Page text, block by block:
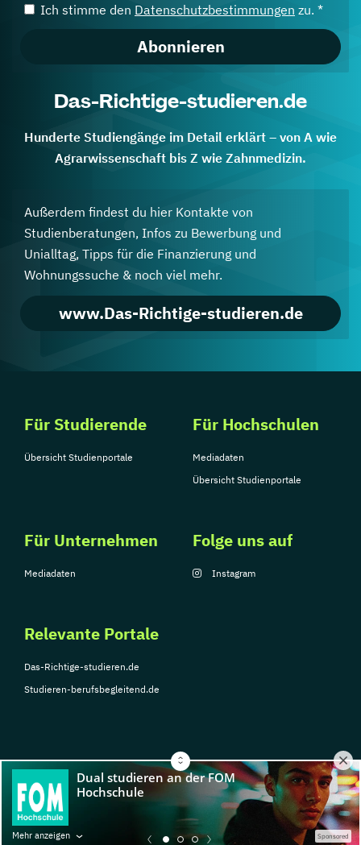
Mehr anzeigen Sponsored
Ich stimme den Datenschutzbestimmungen zu. *
Abonnieren
Das-Richtige-studieren.de
Hunderte Studiengänge im Detail erklärt – von A wie
Agrarwissenschaft bis Z wie Zahnmedizin.
Außerdem findest du hier Kontakte von
Studienberatungen, Infos zu Bewerbung und
Unialltag, Tipps für die Finanzierung und
Wohnungssuche & noch viel mehr.
www.Das-Richtige-studieren.de
Für Studierende
Übersicht Studienportale
Für Hochschulen
Mediadaten
Übersicht Studienportale
Für Unternehmen
Mediadaten
Relevante Portale
Das-Richtige-studieren.de
Studieren-berufsbegleitend.de
Folge uns auf
Instagram
© Copyright 2026, TarGroup Media GmbH
Impressum
uns
Datenschutzerklärung Nutzungsbedingungen